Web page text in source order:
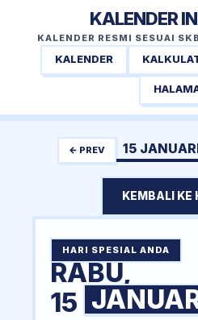
KALENDER
KALENDER RESMI SESUAI
KALENDER
← PREV 15
KEMBALI KE
HARI SPESIAL ANDA
RABU,
15